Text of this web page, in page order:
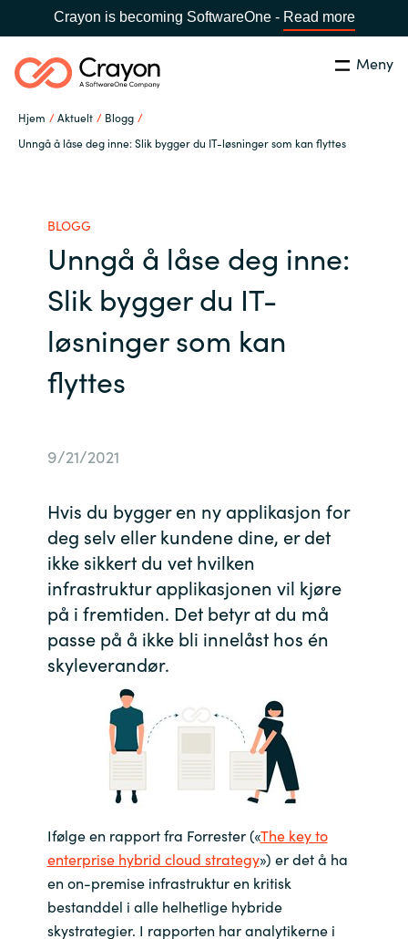
Crayon is becoming SoftwareOne - Read more
Meny
Hjem Aktuelt
Blogg
Unngå å låse deg inne: Slik bygger du IT-løsninger som kan flyttes
Global site
Africa
Australia
Denmark
Estonia
Finland
Germany
Hungary
India
Indonesia
Søk Lukk
Hva gjør vi
Karriere
Aktuelt
Samarbeidspartnere
Channel partner
Kontakt oss
BLOGG
Unngå å låse deg inne:
Slik bygger du IT-
løsninger som kan
flyttes
9/21/2021
Hvis du bygger en ny applikasjon for
deg selv eller kundene dine, er det
ikke sikkert du vet hvilken
infrastruktur applikasjonen vil kjøre
på i fremtiden. Det betyr at du må
passe på å ikke bli innelåst hos én
skyleverandør.
Ifølge en rapport fra Forrester («The key to
enterprise hybrid cloud strategy») er det å ha
en on-premise infrastruktur en kritisk
bestanddel i alle helhetlige hybride
skystrategier. I rapporten har analytikerne i